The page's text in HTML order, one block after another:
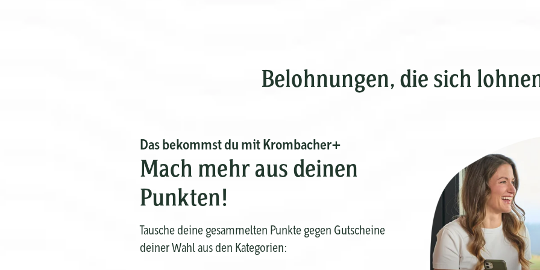
Belohnungen, die sich
Das bekommst du mit Krombacher+
Mach mehr aus deinen
Punkten!
Tausche deine gesammelten Punkte gegen Gutscheine
deiner Wahl aus den Kategorien: